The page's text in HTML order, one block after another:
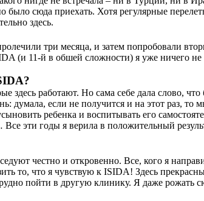
сюда приехать. Хотя регулярные
здесь.
три месяца, и затем попробовали
(и 11-й в обшей сложности) я уже ничего
работают. Но сама себе дала слово,
думала, если не получится и на этот раз,
ребенка и воспитывать его
эти годы я верила в положительный
честно и откровенно. Все, кого я
то, что я чувствую к ISIDA! Здесь
пойти в другую клинику. Я даже рожать